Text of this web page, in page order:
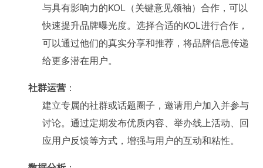
与具有影响力的KOL（关键意见领袖）合作，可以
快速提升品牌曝光度。选择合适的KOL进行合作，
可以通过他们的真实分享和推荐，将品牌信息传递
给更多潜在用户。
社群运营 ：
建立专属的社群或话题圈子，邀请用户加入并参与
讨论。通过定期发布优质内容、举办线上活动、回
应用户反馈等方式，增强与用户的互动和粘性。